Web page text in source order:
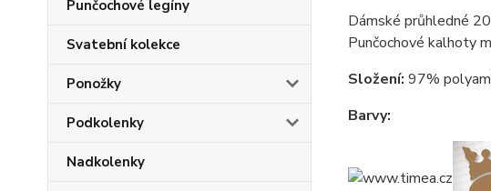
Punčochové legíny
Svatební kolekce
Ponožky
Podkolenky
Nadkolenky
Dámské průhledné
Punčochové kalhoty
Složení: 97%
Barvy: